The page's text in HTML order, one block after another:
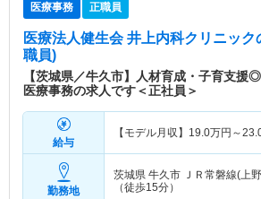
医療事務 正職員
医療法人健生会 井上内科クリニック
職員)
【茨城県／牛久市】人材育成・子育支援
医療事務の求人です＜正社員＞
給与
【モデル月収】 19.0万円～
勤務地
茨城県 牛久市 ＪＲ常磐線(上
（徒歩15分）